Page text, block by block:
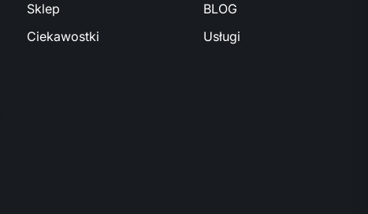
Sklep
BLOG
Ciekawostki
Usługi